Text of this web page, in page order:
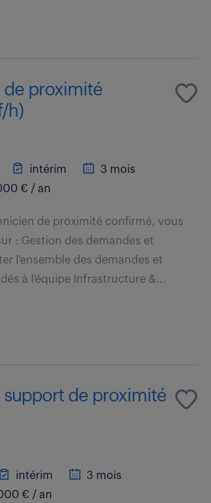
proximité
h)
intérim
3 mois
€ / an
de proximité confirmé, vous
: Gestion des demandes et
l'ensemble des demandes et
à l'équipe Infrastructure &...
de proximité
intérim
3 mois
€ / an